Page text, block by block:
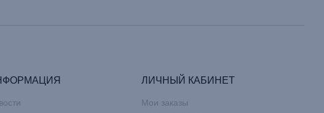
ЛИЧНЫЙ КАБИНЕТ
Мои заказы